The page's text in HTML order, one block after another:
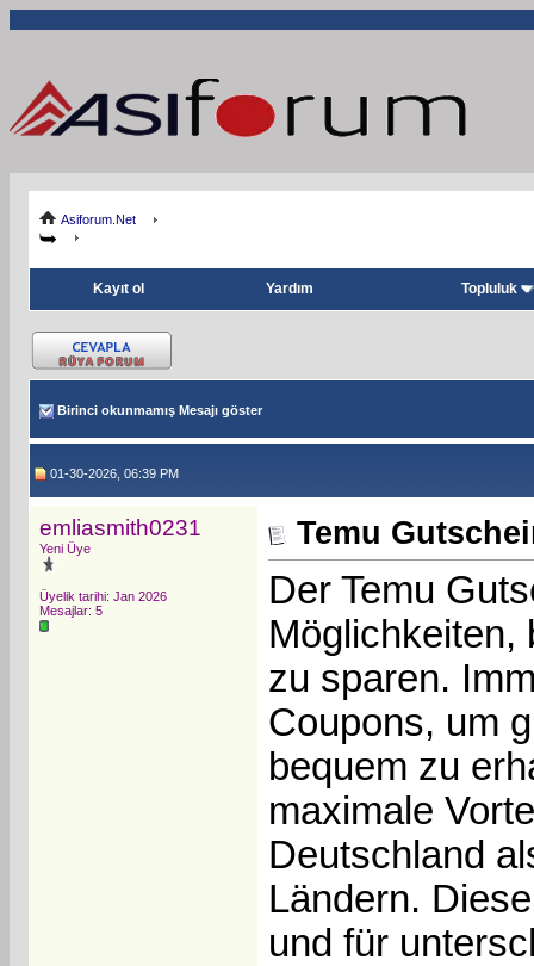
Asiforum.Net
Kayıt ol Yardım Topluluk
Birinci okunmamış Mesajı göster
01-30-2026, 06:39 PM
emliasmith0231
Yeni Üye
Üyelik tarihi: Jan 2026
Mesajlar: 5
Temu
Der Temu
Möglichkeiten,
zu sparen.
Coupons, um
bequem zu
maximale
Deutschland
Ländern.
und für